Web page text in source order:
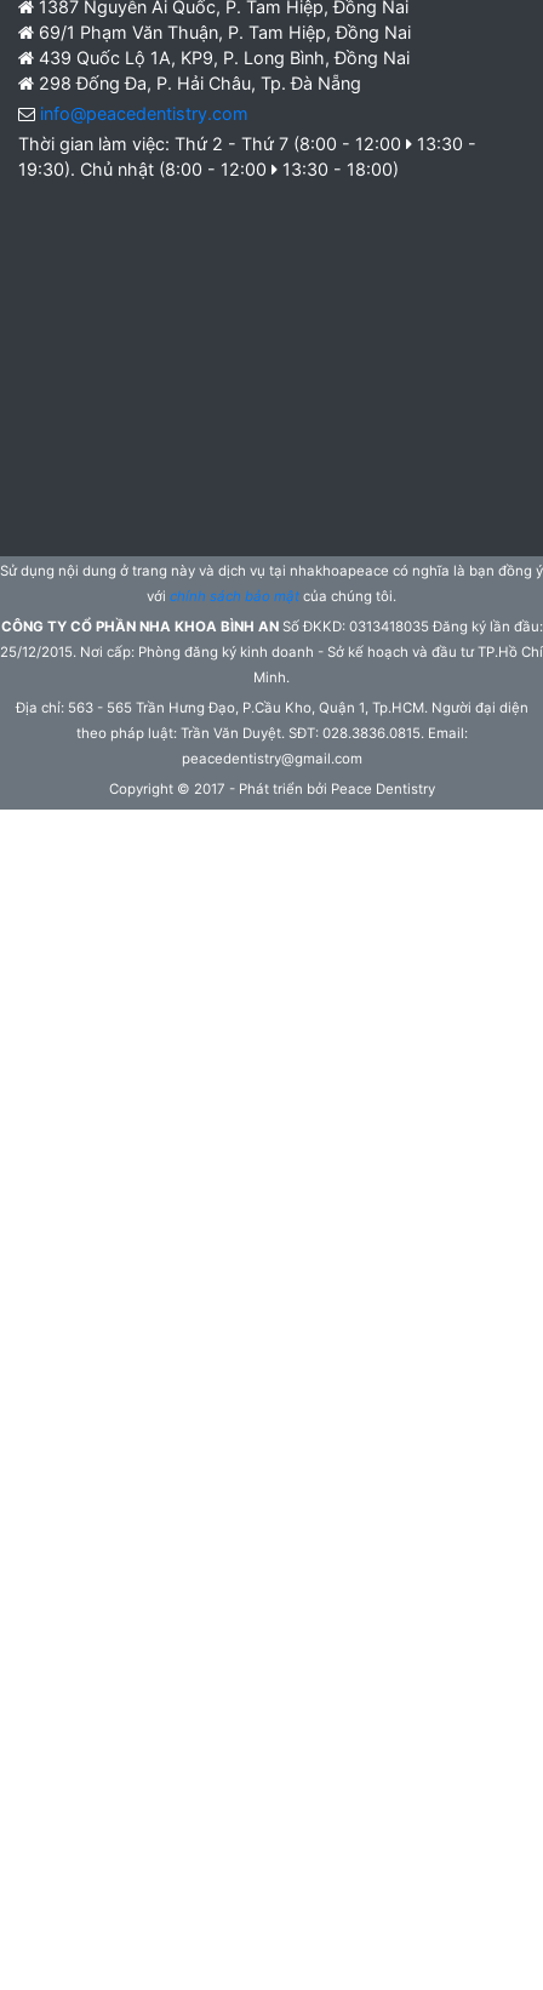
1387 Nguyễn Ái Quốc, P. Tam Hiệp, Đồng Nai
69/1 Phạm Văn Thuận, P. Tam Hiệp, Đồng Nai
439 Quốc Lộ 1A, KP9, P. Long Bình, Đồng Nai
298 Đống Đa, P. Hải Châu, Tp. Đà Nẵng
info@peacedentistry.com
Thời gian làm việc: Thứ 2 - Thứ 7 (8:00 - 12:00
13:30 -
19:30). Chủ nhật (8:00 - 12:00
13:30 - 18:00)
Sử dụng nội dung ở trang này và dịch vụ tại nhakhoapeace có nghĩa là bạn đồng ý
với chính sách bảo mật của chúng tôi.
CÔNG TY CỔ PHẦN NHA KHOA BÌNH ANSố ĐKKD: 0313418035 Đăng ký lần đầu:
25/12/2015. Nơi cấp: Phòng đăng ký kinh doanh - Sở kế hoạch và đầu tư TP.Hồ Chí
Minh.
Địa chỉ: 563 - 565 Trần Hưng Đạo, P.Cầu Kho, Quận 1, Tp.HCM. Người đại diện
theo pháp luật: Trần Văn Duyệt. SĐT: 028.3836.0815. Email:
peacedentistry@gmail.com
Copyright © 2017 - Phát triển bởi Peace Dentistry